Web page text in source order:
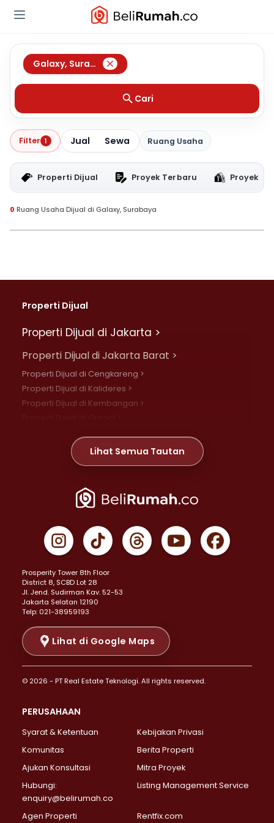
Galaxy, Surabaya
Cari
Filter 1 Jual Sewa Ruang Usaha
Properti Dijual Proyek Terbaru Proyek
0 Ruang Usaha Dijual di Galaxy, Surabaya
Properti Dijual
Properti Dijual di Jakarta >
Properti Dijual di Jakarta Barat >
Properti Dijual di Cengkareng >
Properti Dijual di Kalideres >
Properti Dijual di Kembangan >
Properti Dijual di Meruya >
Properti Dijual di Jelambar >
Properti Dijual di Jakarta Pusat >
Properti Dijual di Gambir >
Properti Dijual di Johar Baru >
Properti Dijual di Menteng >
Properti Dijual di Senen >
Properti Dijual di Tanah Abang >
Properti Dijual di Cikini >
Properti Dijual di Kramat >
Properti Dijual di Pasar Baru >
Properti Dijual di Bendungan Hilir >
Properti Dijual di Jakarta Selatan >
Properti Dijual di Lebak Bulus >
Properti Dijual di Gandaria Selatan >
Properti Dijual di Pondok Labu >
Properti Dijual di Lenteng Agung >
Properti Dijual di Senayan >
Properti Dijual di Pondok Pinang >
Lihat Semua Tautan
Prosperity Tower 8th Floor
District 8, SCBD Lot 28
JI. Jend. Sudirman Kav. 52-53
Jakarta Selatan 12190
Telp: 021-38959193
Lihat di Google Maps
© 2026 - PT Real Estate Teknologi. All rights reserved.
PERUSAHAAN
Syarat & Ketentuan
Kebijakan Privasi
Komunitas
Berita Properti
Ajukan Konsultasi
Mitra Proyek
Hubungi:
enquiry@belirumah.co
Listing Management Service
Agen Properti Rentfix.com